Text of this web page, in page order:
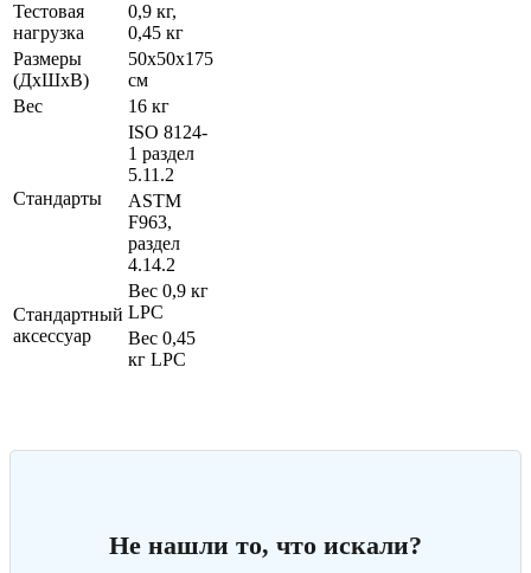
Тестовая
нагрузка
0,9 кг,
0,45 кг
Размеры
(ДxШxВ)
50x50x175
см
Вес
16 кг
Стандарты
ISO 8124-
1 раздел
5.11.2
ASTM
F963,
раздел
4.14.2
Стандартный
аксессуар
Вес 0,9 кг
LPC
Вес 0,45
кг LPC
Не нашли то, что искали?